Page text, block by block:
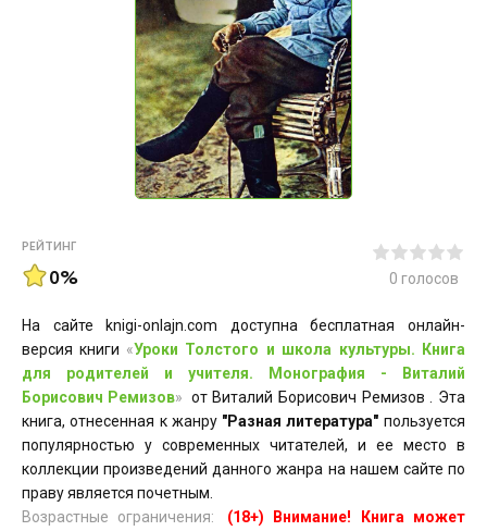
РЕЙТИНГ
0% 0 голосов
На сайте knigi-onlajn.com доступна бесплатная онлайн-
версия книги «Уроки Толстого и школа культуры. Книга
для родителей и учителя. Монография - Виталий
Борисович Ремизов» от Виталий Борисович Ремизов . Эта
книга, отнесенная к жанру "Разная литература" пользуется
популярностью у современных читателей, и ее место в
коллекции произведений данного жанра на нашем сайте по
праву является почетным.
Возрастные ограничения:
(18+) Внимание! Книга может